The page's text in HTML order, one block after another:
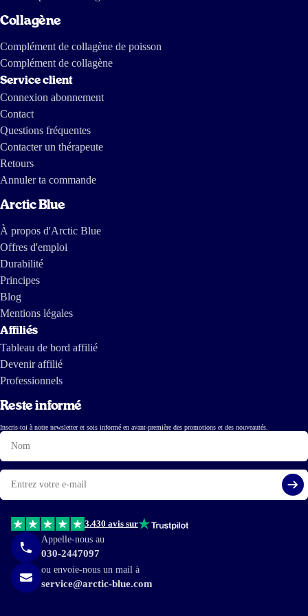
Collagène
Complément de collagène de poisson
Complément de collagène
Service client
Connexion abonnement
Contact
Questions fréquentes
Contacter un thérapeute
Retours
Annuler ta commande
Arctic Blue
À propos d'Arctic Blue
Offres d'emploi
Durabilité
Principes
Blog
Mentions légales
Affiliés
Tableau de bord affilié
Devenir affilié
Professionnels
Reste informé
Inscris-toi à notre newsletter et sois informé en avant-première des promotions et des nouveautés.
Nom
E-
mail
3.430 avis sur
Appelle-nous au
030-2447097
ou envoie-nous un mail à
service@arctic-blue.com